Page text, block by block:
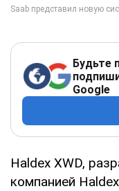
Будьте
Google
Haldex XWD,
компанией